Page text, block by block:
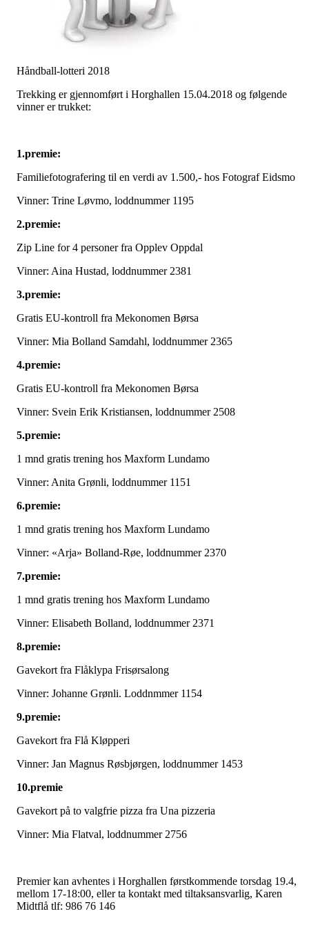
Håndball-lotteri 2018
Trekking er gjennomført i Horghallen 15.04.2018 og følgende
vinner er trukket:
1.premie:
Familiefotografering til en verdi av 1.500,- hos Fotograf Eidsmo
Vinner: Trine Løvmo, loddnummer 1195
2.premie:
Zip Line for 4 personer fra Opplev Oppdal
Vinner: Aina Hustad, loddnummer 2381
3.premie:
Gratis EU-kontroll fra Mekonomen Børsa
Vinner: Mia Bolland Samdahl, loddnummer 2365
4.premie:
Gratis EU-kontroll fra Mekonomen Børsa
Vinner: Svein Erik Kristiansen, loddnummer 2508
5.premie:
1 mnd gratis trening hos Maxform Lundamo
Vinner: Anita Grønli, loddnummer 1151
6.premie:
1 mnd gratis trening hos Maxform Lundamo
Vinner: «Arja» Bolland-Røe, loddnummer 2370
7.premie:
1 mnd gratis trening hos Maxform Lundamo
Vinner: Elisabeth Bolland, loddnummer 2371
8.premie:
Gavekort fra Flåklypa Frisørsalong
Vinner: Johanne Grønli. Loddnmmer 1154
9.premie:
Gavekort fra Flå Kløpperi
Vinner: Jan Magnus Røsbjørgen, loddnummer 1453
10.premie
Gavekort på to valgfrie pizza fra Una pizzeria
Vinner: Mia Flatval, loddnummer 2756
Premier kan avhentes i Horghallen førstkommende torsdag 19.4,
mellom 17-18:00, eller ta kontakt med tiltaksansvarlig, Karen
Midtflå tlf: 986 76 146